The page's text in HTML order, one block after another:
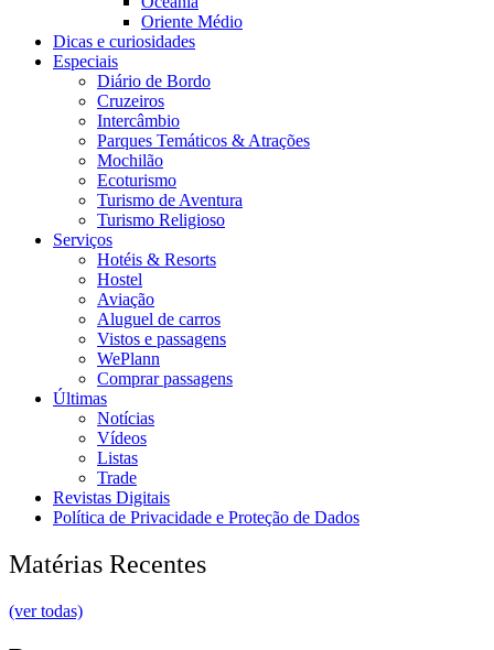
Oriente Médio
Dicas e curiosidades
Especiais
Diário de Bordo
Cruzeiros
Intercâmbio
Parques Temáticos & Atrações
Mochilão
Ecoturismo
Turismo de Aventura
Turismo Religioso
Serviços
Hotéis & Resorts
Hostel
Aviação
Aluguel de carros
Vistos e passagens
WePlann
Comprar passagens
Últimas
Notícias
Vídeos
Listas
Trade
Revistas Digitais
Política de Privacidade e Proteção de Dados
Matérias Recentes
(ver todas)